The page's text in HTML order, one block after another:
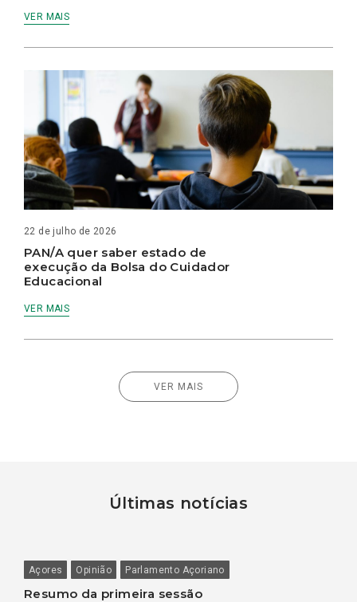
VER MAIS
22 de julho de 2026
PAN/A quer saber estado de
execução da Bolsa do Cuidador
Educacional
VER MAIS
VER MAIS
Últimas notícias
Açores Opinião Parlamento Açoriano
Resumo da primeira sessão